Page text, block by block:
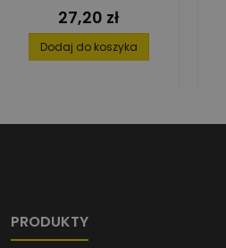
Cena
27,20 zł
Dodaj do koszyka
PRODUKTY